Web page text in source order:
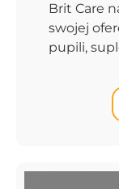
Brit Care
swojej
pupili,